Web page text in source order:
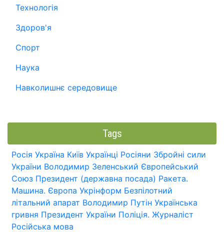
Технологія
Здоров'я
Спорт
Наука
Навколишнє середовище
Tags
Росія Україна Київ Українці Росіяни Збройні сили
України Володимир Зеленський Європейський
Союз Президент (державна посада) Ракета.
Машина. Європа Укрінформ Безпілотний
літальний апарат Володимир Путін Українська
гривня Президент України Поліція. Журналіст
Російська мова